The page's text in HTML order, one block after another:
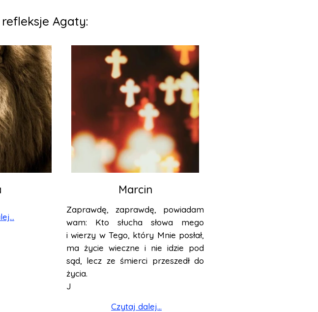
Agaty:
Marcin
Zaprawdę, zaprawdę, powiadam
wam: Kto słucha słowa mego
i wierzy w Tego, który Mnie posłał,
ma życie wieczne i nie idzie pod
sąd, lecz ze śmierci przeszedł do
życia.
J
Czytaj dalej...